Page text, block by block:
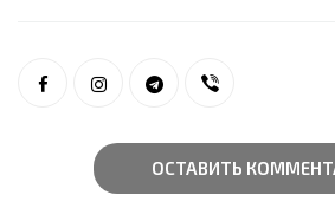
ОСТАВИТЬ